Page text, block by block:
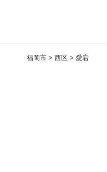
福岡市 > 西区 > 愛宕